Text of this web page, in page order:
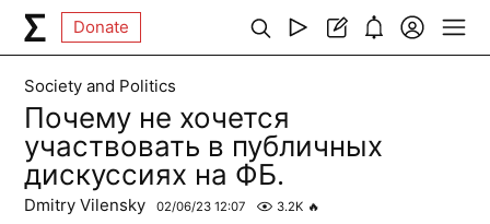
Donate
Society and Politics
Почему не хочется
участвовать в публичных
дискуссиях на ФБ.
Dmitry Vilensky 02/06/23 12:07 3.2K 🔥